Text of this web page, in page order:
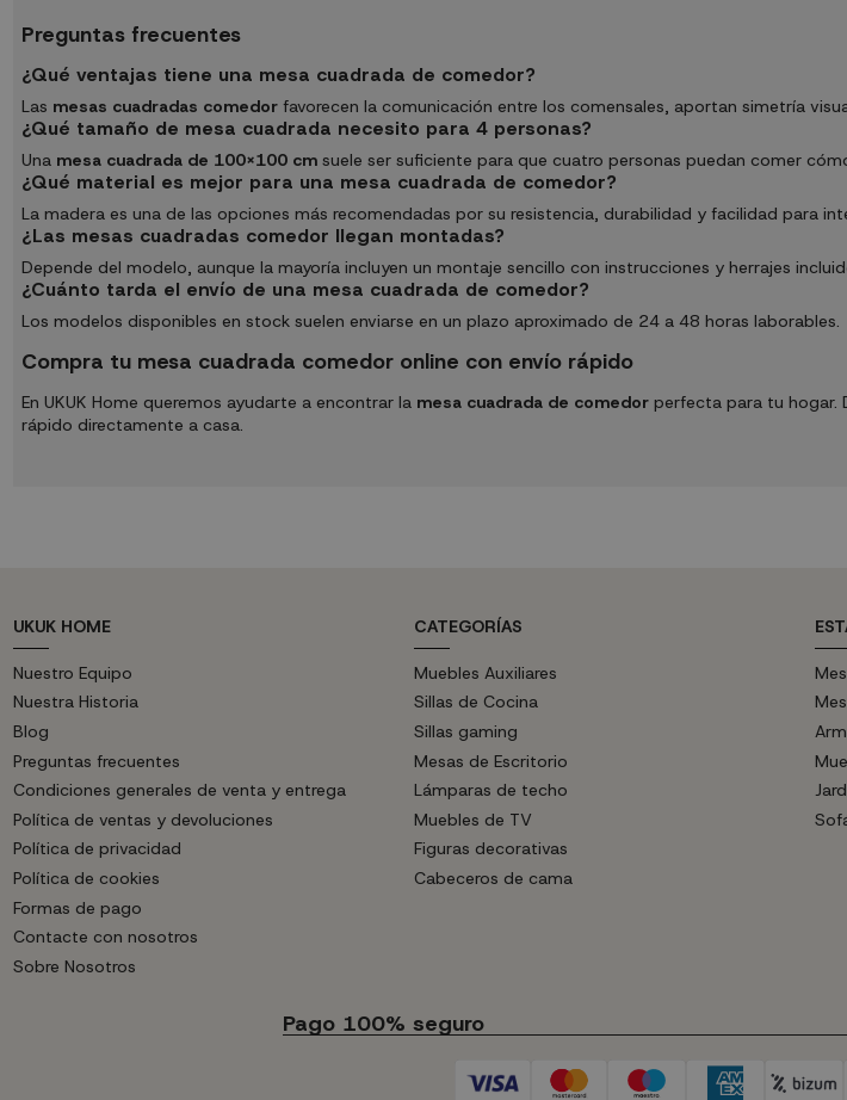
Preguntas frecuentes
¿Qué ventajas tiene una mesa cuadrada de comedor?
Las mesas cuadradas comedorfavorecen la comunicación entre los comensales, aportan simetría
¿Qué tamaño de mesa cuadrada necesito para 4 personas?
Una mesa cuadrada de 100x100 cmsuele ser suficiente para que cuatro personas puedan comer
¿Qué material es mejor para una mesa cuadrada de comedor?
La madera es una de las opciones más recomendadas por su resistencia, durabilidad y facilidad para
¿Las mesas cuadradas comedor llegan montadas?
Depende del modelo, aunque la mayoría incluyen un montaje sencillo con instrucciones y herrajes
¿Cuánto tarda el envío de una mesa cuadrada de comedor?
Los modelos disponibles en stock suelen enviarse en un plazo aproximado de 24 a 48 horas laborables.
Compra tu mesa cuadrada comedor online con envío rápido
En UKUK Home queremos ayudarte a encontrar la mesa cuadrada de comedorperfecta para tu hogar.
rápido directamente a casa.
UKUK HOME
Nuestro Equipo
Nuestra Historia
Blog
Preguntas frecuentes
Condiciones generales de venta y entrega
Política de ventas y devoluciones
Política de privacidad
Política de cookies
Formas de pago
Contacte con nosotros
Sobre Nosotros
CATEGORÍAS
Muebles Auxiliares
Sillas de Cocina
Sillas gaming
Mesas de Escritorio
Lámparas de techo
Muebles de TV
Figuras decorativas
Cabeceros de cama
Pago 100% seguro